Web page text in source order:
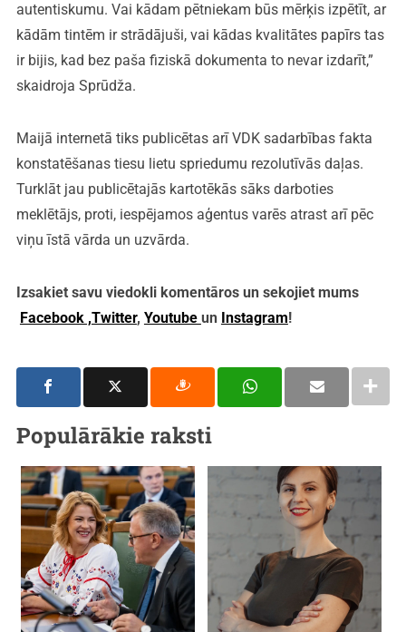
autentiskumu. Vai kādam pētniekam būs mērķis izpētīt, ar
kādām tintēm ir strādājuši, vai kādas kvalitātes papīrs tas
ir bijis, kad bez paša fiziskā dokumenta to nevar izdarīt,”
skaidroja Sprūdža.
Maijā internetā tiks publicētas arī VDK sadarbības fakta
konstatēšanas tiesu lietu spriedumu rezolutīvās daļas.
Turklāt jau publicētajās kartotēkās sāks darboties
meklētājs, proti, iespējamos aģentus varēs atrast arī pēc
viņu īstā vārda un uzvārda.
Izsakiet savu viedokli komentāros un sekojiet mums
Facebook ,Twitter, Youtube un Instagram!
Populārākie raksti